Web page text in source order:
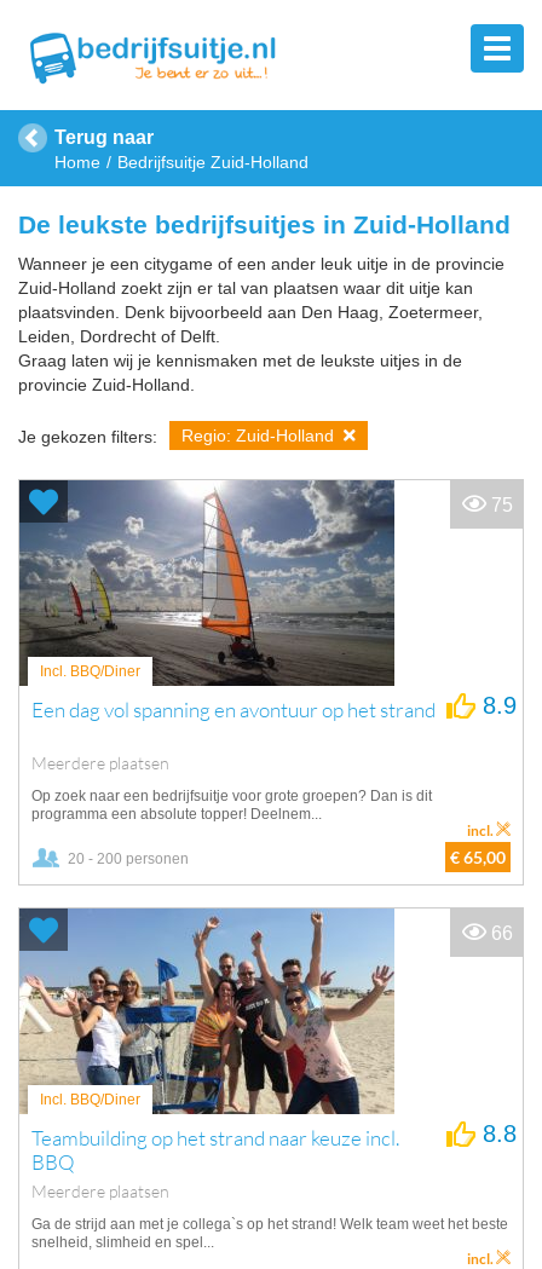
Terug naar
Home Bedrijfsuitje Zuid-Holland
De leukste bedrijfsuitjes in Zuid-Holland
Wanneer je een citygame of een ander leuk uitje in de provincie
Zuid-Holland zoekt zijn er tal van plaatsen waar dit uitje kan
plaatsvinden. Denk bijvoorbeeld aan Den Haag, Zoetermeer,
Leiden, Dordrecht of Delft.
Graag laten wij je kennismaken met de leukste uitjes in de
provincie Zuid-Holland.
Je gekozen filters: Regio: Zuid-Holland
Incl. BBQ/Diner
Een dag vol spanning en avontuur op het strand
Meerdere plaatsen
8.9
Op zoek naar een bedrijfsuitje voor grote groepen? Dan is dit
programma een absolute topper! Deelnem...
20 - 200 personen € 65,00
incl.
75
Incl. BBQ/Diner
Teambuilding op het strand naar keuze incl.
BBQ
Meerdere plaatsen
8.8
Ga de strijd aan met je collega`s op het strand! Welk team weet het beste
snelheid, slimheid en spel...
incl.
66